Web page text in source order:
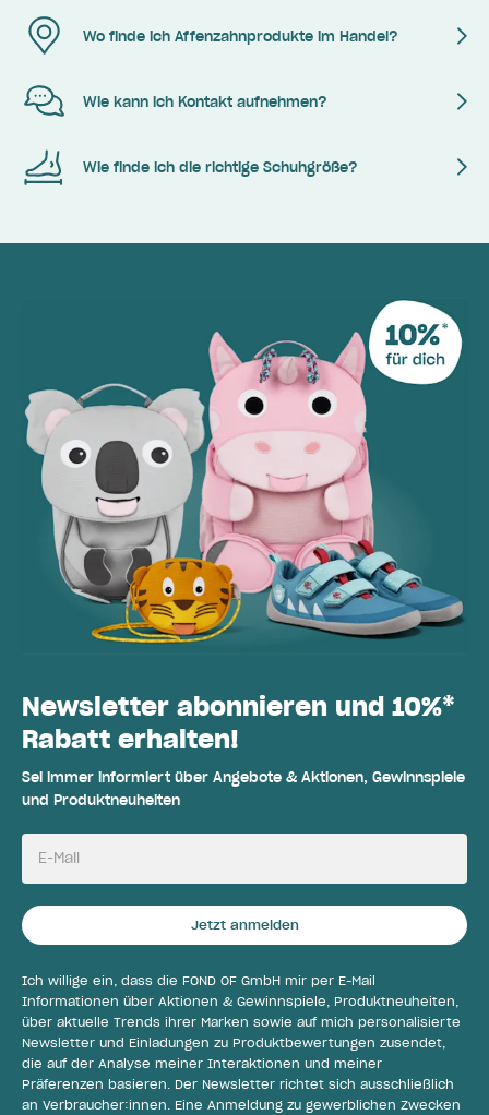
Wo finde ich Affenzahnprodukte im Handel?
Wie kann ich Kontakt aufnehmen?
Wie finde ich die richtige Schuhgröße?
Newsletter abonnieren und 10%*
Rabatt erhalten!
Sei immer informiert über Angebote & Aktionen, Gewinnspiele
und Produktneuheiten
E-Mail
Jetzt anmelden
Ich willige ein, dass die FOND OF GmbH mir per E-Mail
Informationen über Aktionen & Gewinnspiele, Produktneuheiten,
über aktuelle Trends ihrer Marken sowie auf mich personalisierte
Newsletter und Einladungen zu Produktbewertungen zusendet,
die auf der Analyse meiner Interaktionen und meiner
Präferenzen basieren. Der Newsletter richtet sich ausschließlich
an Verbraucher:innen. Eine Anmeldung zu gewerblichen Zwecken